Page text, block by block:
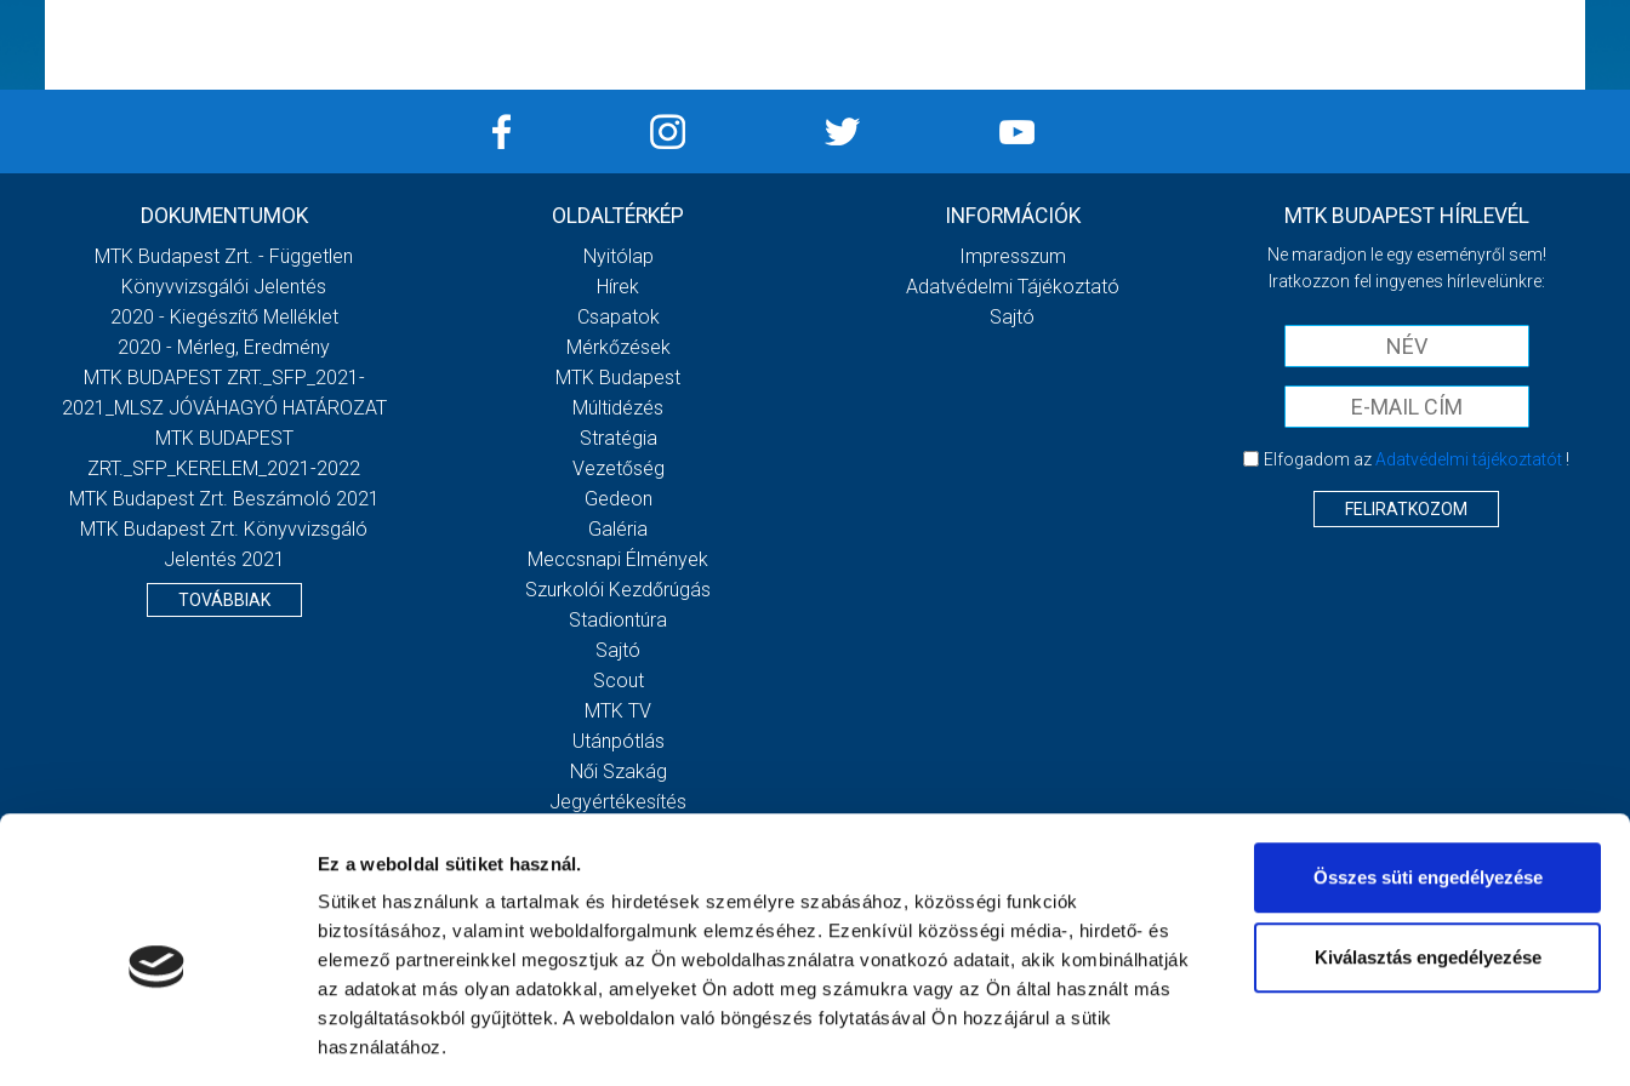
Ez a weboldal sütiket használ.
Sütiket használunk a tartalmak és hirdetések személyre szabásához, közösségi funkciók
biztosításához, valamint weboldalforgalmunk elemzéséhez. Ezenkívül közösségi média-, hirdető- és
elemező partnereinkkel megosztjuk az Ön weboldalhasználatra vonatkozó adatait, akik kombinálhatják
az adatokat más olyan adatokkal, amelyeket Ön adott meg számukra vagy az Ön által használt más
szolgáltatásokból gyűjtöttek. A weboldalon való böngészés folytatásával Ön hozzájárul a sütik
használatához.
Összes süti engedélyezése
Kiválasztás engedélyezése
DOKUMENTUMOK
MTK Budapest Zrt. - Független
Könyvvizsgálói Jelentés
2020 - Kiegészítő Melléklet
2020 - Mérleg, Eredmény
MTK BUDAPEST ZRT._SFP_2021-
2021_MLSZ JÓVÁHAGYÓ HATÁROZAT
MTK BUDAPEST
ZRT._SFP_KERELEM_2021-2022
MTK Budapest Zrt. Beszámoló 2021
MTK Budapest Zrt. Könyvvizsgáló
Jelentés 2021
TOVÁBBIAK
OLDALTÉRKÉP
Nyitólap
Hírek
Csapatok
Mérkőzések
MTK Budapest
Múltidézés
Stratégia
Vezetőség
Gedeon
Galéria
Meccsnapi Élmények
Szurkolói Kezdőrúgás
Stadiontúra
Sajtó
Scout
MTK TV
Utánpótlás
Női Szakág
Jegyértékesítés
Egyesület
Kapcsolat
INFORMÁCIÓK
Impresszum
Adatvédelmi Tájékoztató
Sajtó
MTK BUDAPEST HÍRLEVÉL
Ne maradjon le egy eseményről sem!
Iratkozzon fel ingyenes hírlevelünkre:
Elfogadom azAdatvédelmi tájékoztatót !
FELIRATKOZOM